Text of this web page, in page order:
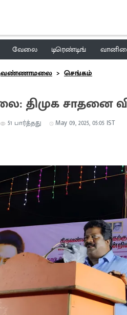
வேலை டிரெண்டிங்
செங்கம்
திமுக சாதனை
51 பார்த்தது May 09, 2025, 05:05 IST